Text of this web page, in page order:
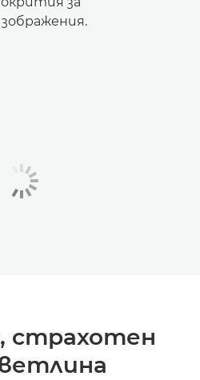
страхотен